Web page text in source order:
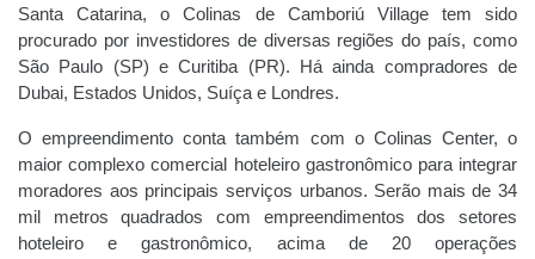
Santa Catarina, o Colinas de Camboriú Village tem sido
procurado por investidores de diversas regiões do país, como
São Paulo (SP) e Curitiba (PR). Há ainda compradores de
Dubai, Estados Unidos, Suíça e Londres.
O empreendimento conta também com o Colinas Center, o
maior complexo comercial hoteleiro gastronômico para integrar
moradores aos principais serviços urbanos. Serão mais de 34
mil metros quadrados com empreendimentos dos setores
hoteleiro e gastronômico, acima de 20 operações